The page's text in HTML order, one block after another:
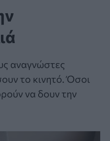
αναγνώστες
το κινητό. Όσοι
να δουν την